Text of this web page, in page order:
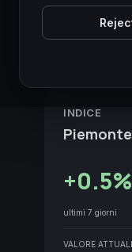
11 indici
INDICE
Piemonte
+0.5%
ultimi 7 giorni
VALORE